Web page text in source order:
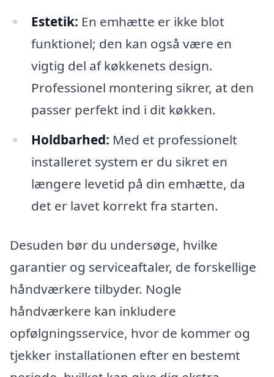
Estetik: En emhætte er ikke blot
funktionel; den kan også være en
vigtig del af køkkenets design.
Professionel montering sikrer, at den
passer perfekt ind i dit køkken.
Holdbarhed: Med et professionelt
installeret system er du sikret en
længere levetid på din emhætte, da
det er lavet korrekt fra starten.
Desuden bør du undersøge, hvilke
garantier og serviceaftaler, de forskellige
håndværkere tilbyder. Nogle
håndværkere kan inkludere
opfølgningsservice, hvor de kommer og
tjekker installationen efter en bestemt